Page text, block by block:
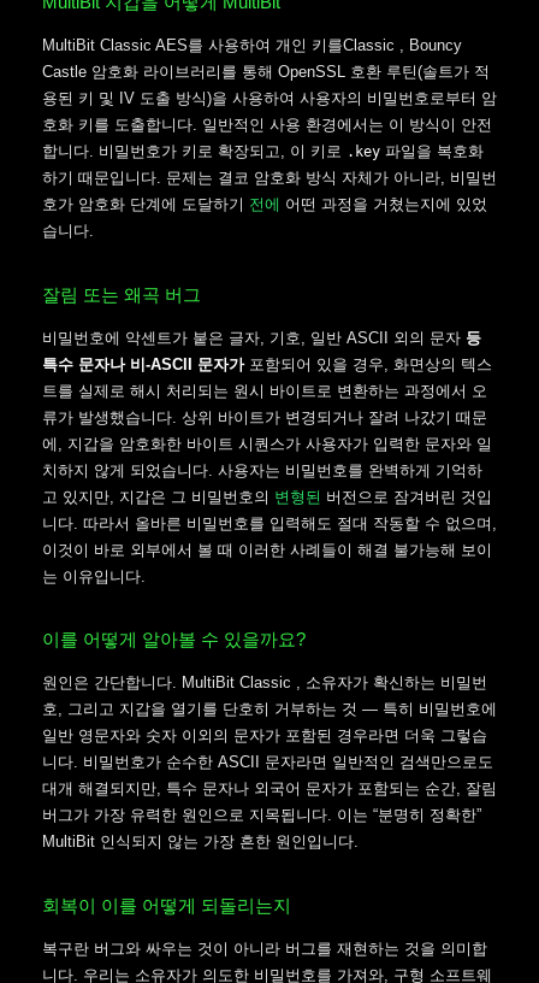
MultiBit Classic AES를 사용하여 개인 키를Classic , Bouncy
Castle 암호화 라이브러리를 통해 OpenSSL 호환 루틴(솔트가 적
용된 키 및 IV 도출 방식)을 사용하여 사용자의 비밀번호로부터 암
호화 키를 도출합니다. 일반적인 사용 환경에서는 이 방식이 안전
합니다. 비밀번호가 키로 확장되고, 이 키로 .key 파일을 복호화
하기 때문입니다. 문제는 결코 암호화 방식 자체가 아니라, 비밀번
호가 암호화 단계에 도달하기 전에 어떤 과정을 거쳤는지에 있었
습니다.
잘림 또는 왜곡 버그
비밀번호에 악센트가 붙은 글자, 기호, 일반 ASCII 외의 문자 등
특수 문자나 비-ASCII 문자가포함되어 있을 경우, 화면상의 텍스
트를 실제로 해시 처리되는 원시 바이트로 변환하는 과정에서 오
류가 발생했습니다. 상위 바이트가 변경되거나 잘려 나갔기 때문
에, 지갑을 암호화한 바이트 시퀀스가 사용자가 입력한 문자와 일
치하지 않게 되었습니다. 사용자는 비밀번호를 완벽하게 기억하
고 있지만, 지갑은 그 비밀번호의 변형된 버전으로 잠겨버린 것입
니다. 따라서 올바른 비밀번호를 입력해도 절대 작동할 수 없으며,
이것이 바로 외부에서 볼 때 이러한 사례들이 해결 불가능해 보이
는 이유입니다.
이를 어떻게 알아볼 수 있을까요?
원인은 간단합니다. MultiBit Classic , 소유자가 확신하는 비밀번
호, 그리고 지갑을 열기를 단호히 거부하는 것 — 특히 비밀번호에
일반 영문자와 숫자 이외의 문자가 포함된 경우라면 더욱 그렇습
니다. 비밀번호가 순수한 ASCII 문자라면 일반적인 검색만으로도
대개 해결되지만, 특수 문자나 외국어 문자가 포함되는 순간, 잘림
버그가 가장 유력한 원인으로 지목됩니다. 이는 “분명히 정확한”
MultiBit 인식되지 않는 가장 흔한 원인입니다.
회복이 이를 어떻게 되돌리는지
복구란 버그와 싸우는 것이 아니라 버그를 재현하는 것을 의미합
니다. 우리는 소유자가 의도한 비밀번호를 가져와, 구형 소프트웨